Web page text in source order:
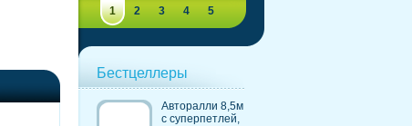
1 2 3 4 5
Бестцеллеры
Авторалли 8,5м
c суперпетлей,